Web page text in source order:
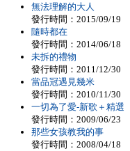
無法理解的大人
發行時間：2015/09/19
隨時都在
發行時間：2014/06/18
未拆的禮物
發行時間：2011/12/30
當品冠遇見幾米
發行時間：2010/11/30
一切為了愛-新歌＋精選
發行時間：2009/06/23
那些女孩教我的事
發行時間：2008/04/18